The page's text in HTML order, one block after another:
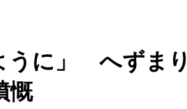
うに」 へずまり
慨